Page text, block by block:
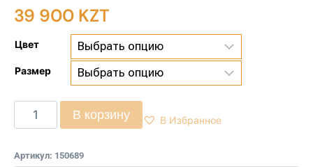
39 900 KZT
Цвет
Размер
В корзину В Избранное
Артикул: 150689